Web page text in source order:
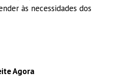
às necessidades dos
Agora